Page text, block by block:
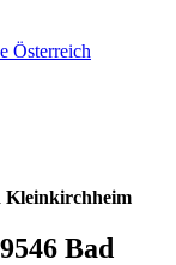
Österreich
Kleinkirchheim
Bad